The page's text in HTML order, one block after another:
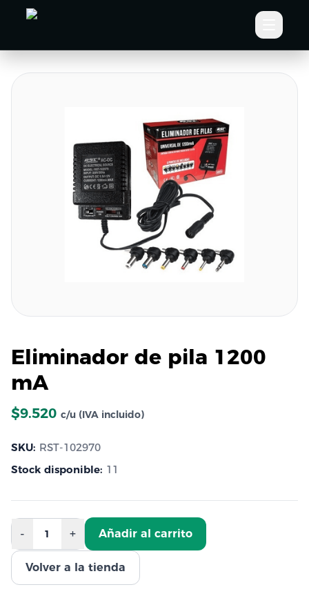
Eliminador de pila 1200
mA
$9.520 c/u (IVA incluido)
SKU: RST-102970
Stock disponible: 11
- 1 + Añadir al carrito
Volver a la tienda